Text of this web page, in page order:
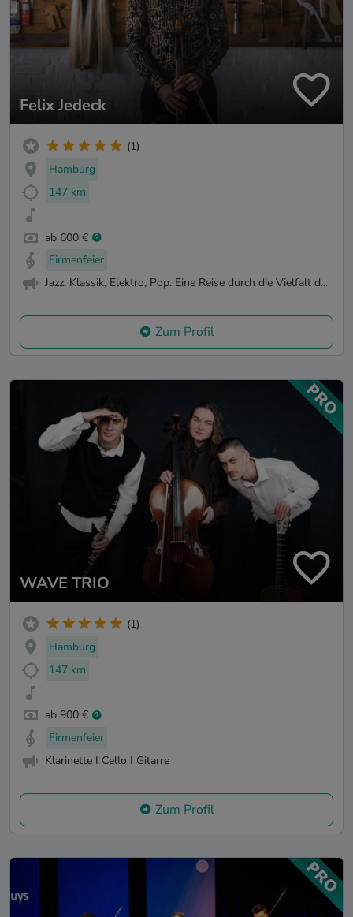
Felix Jedeck
(1)
Hamburg
147 km
ab 600 €
Firmenfeier
Jazz, Klassik, Elektro, Pop. Eine Reise durch die Vielfalt d...
Zum Profil
WAVE TRIO
(1)
Hamburg
147 km
ab 900 €
Firmenfeier
Klarinette I Cello I Gitarre
Zum Profil